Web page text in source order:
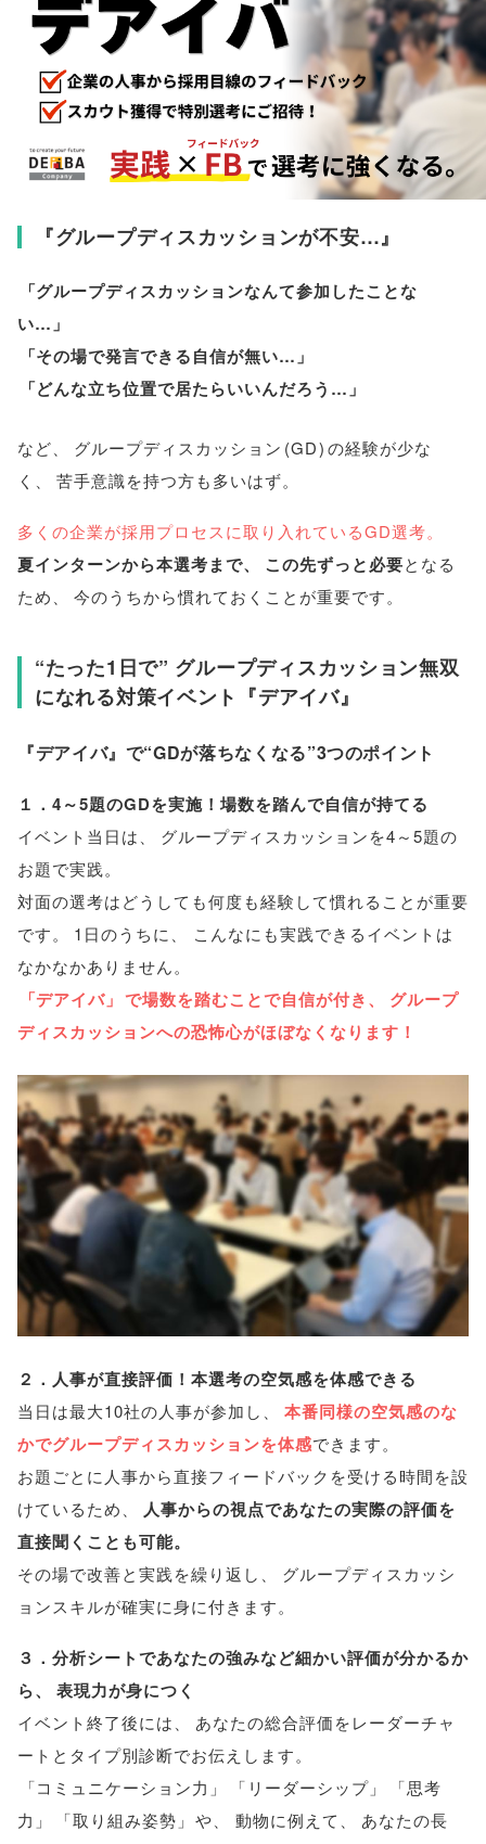
『グループディスカッションが不安…』
「グループディスカッションなんて参加したことな
い… 」
「その場で発言できる自信が無い… 」
「どんな立ち位置で居たらいいんだろう… 」
など グループディスカッション (GD)の経験が少な
く
苦手意識を持つ方も多いはず。
多くの企業が採用プロセスに取り入れているGD選考。
夏インターンから本選考まで、 この先ずっと必要となる
ため
今のうちから慣れておくことが重要です。
“たった1日で” グループディスカッション無双
になれる対策イベント『デアイバ』
『デアイバ』で“GDが落ちなくなる”3つのポイント
１．4～5題のGDを実施！場数を踏んで自信が持てる
イベント当日は、
グループディスカッションを4～5題の
お題で実践。
対面の選考はどうしても何度も経験して慣れることが重要
です。 1日のうちに、
こんなにも実践できるイベントは
なかなかありません。
「デアイバ」 で場数を踏むことで自信が付き、
グループ
ディスカッションへの恐怖心がほぼなくなります！
２．人事が直接評価！本選考の空気感を体感できる
当日は最大10社の人事が参加し 、
本番同様の空気感のな
かでグループディスカッションを体感できます。
お題ごとに人事から直接フィードバックを受ける時間を設
けているため、
人事からの視点であなたの実際の評価を
直接聞くことも可能。
その場で改善と実践を繰り返し 、
グループディスカッシ
ョンスキルが確実に身に付きます。
３．分析シートであなたの強みなど細かい評価が分かるか
ら、 表現力が身につく
イベント終了後には、
あなたの総合評価をレーダーチャ
ートとタイプ別診断でお伝えします。
「コミュニケーション力 」 「 リーダーシップ 」 「思考
力 」 「取り組み姿勢 」 や、 動物に例えて 、
あなたの長